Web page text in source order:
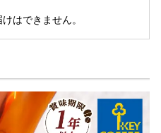
はできません。